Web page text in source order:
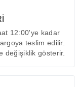
12:00'ye kadar
teslim edilir.
değişiklik gösterir.